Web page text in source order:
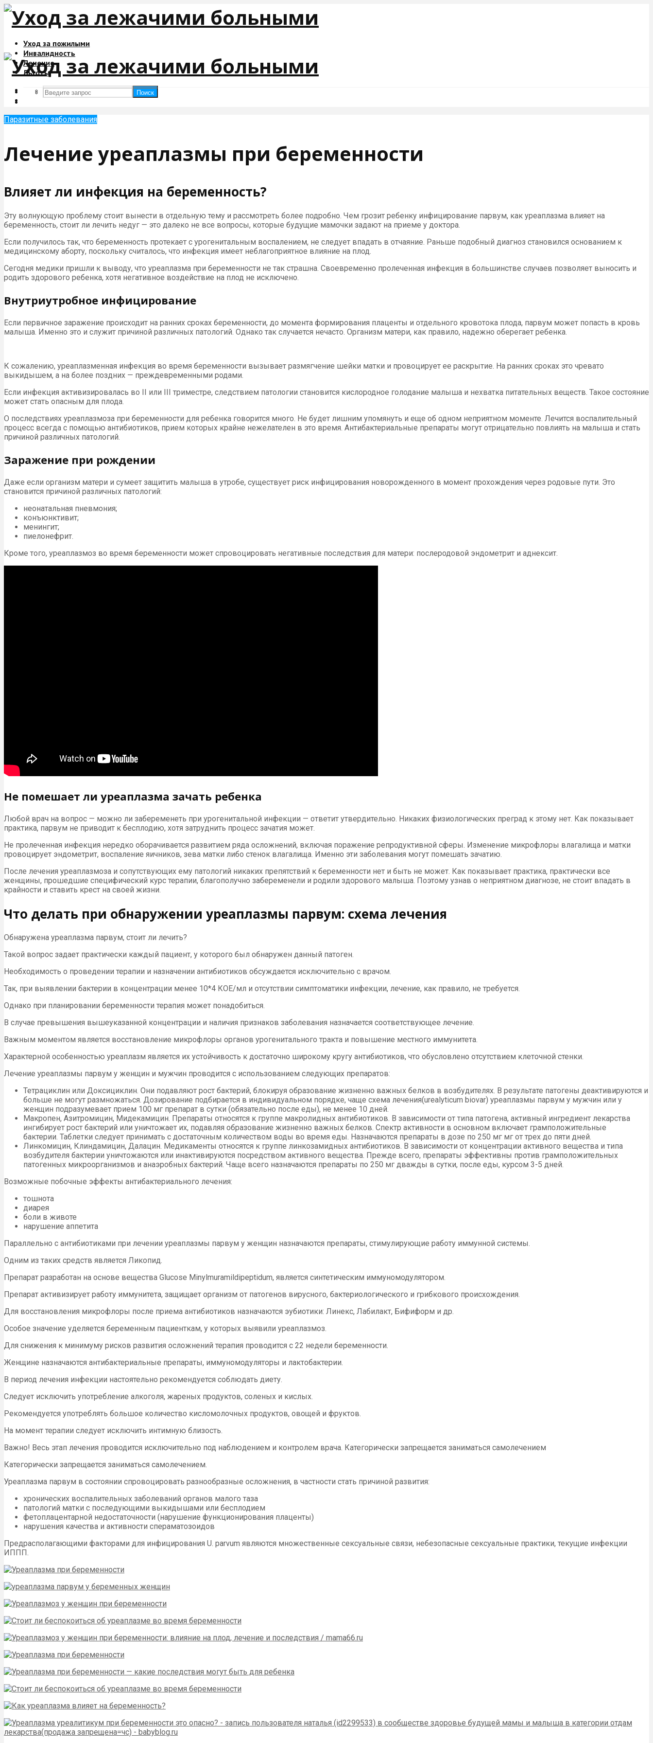
Уход за пожилыми
Инвалидность
Лечение
Льготы
Поиск
Поиск
Паразитные заболевания
Лечение уреаплазмы при беременности
Влияет ли инфекция на беременность?
Эту волнующую проблему стоит вынести в отдельную тему и рассмотреть более подробно. Чем грозит ребенку инфицирование парвум, как уреаплазма влияет на
беременность, стоит ли лечить недуг — это далеко не все вопросы, которые будущие мамочки задают на приеме у доктора.
Если получилось так, что беременность протекает с урогенитальным воспалением, не следует впадать в отчаяние. Раньше подобный диагноз становился основанием к
медицинскому аборту, поскольку считалось, что инфекция имеет неблагоприятное влияние на плод.
Сегодня медики пришли к выводу, что уреаплазма при беременности не так страшна. Своевременно пролеченная инфекция в большинстве случаев позволяет выносить и
родить здорового ребенка, хотя негативное воздействие на плод не исключено.
Внутриутробное инфицирование
Если первичное заражение происходит на ранних сроках беременности, до момента формирования плаценты и отдельного кровотока плода, парвум может попасть в кровь
малыша. Именно это и служит причиной различных патологий. Однако так случается нечасто. Организм матери, как правило, надежно оберегает ребенка.
К сожалению, уреаплазменная инфекция во время беременности вызывает размягчение шейки матки и провоцирует ее раскрытие. На ранних сроках это чревато
выкидышем, а на более поздних — преждевременными родами.
Если инфекция активизировалась во II или III триместре, следствием патологии становится кислородное голодание малыша и нехватка питательных веществ. Такое состояние
может стать опасным для плода.
О последствиях уреаплазмоза при беременности для ребенка говорится много. Не будет лишним упомянуть и еще об одном неприятном моменте. Лечится воспалительный
процесс всегда с помощью антибиотиков, прием которых крайне нежелателен в это время. Антибактериальные препараты могут отрицательно повлиять на малыша и стать
причиной различных патологий.
Заражение при рождении
Даже если организм матери и сумеет защитить малыша в утробе, существует риск инфицирования новорожденного в момент прохождения через родовые пути. Это
становится причиной различных патологий:
неонатальная пневмония;
конъюнктивит;
менингит;
пиелонефрит.
Кроме того, уреаплазмоз во время беременности может спровоцировать негативные последствия для матери: послеродовой эндометрит и аднексит.
Не помешает ли уреаплазма зачать ребенка
Любой врач на вопрос — можно ли забеременеть при урогенитальной инфекции — ответит утвердительно. Никаких физиологических преград к этому нет. Как показывает
практика, парвум не приводит к бесплодию, хотя затруднить процесс зачатия может.
Не пролеченная инфекция нередко оборачивается развитием ряда осложнений, включая поражение репродуктивной сферы. Изменение микрофлоры влагалища и матки
провоцирует эндометрит, воспаление яичников, зева матки либо стенок влагалища. Именно эти заболевания могут помешать зачатию.
После лечения уреаплазмоза и сопутствующих ему патологий никаких препятствий к беременности нет и быть не может. Как показывает практика, практически все
женщины, прошедшие специфический курс терапии, благополучно забеременели и родили здорового малыша. Поэтому узнав о неприятном диагнозе, не стоит впадать в
крайности и ставить крест на своей жизни.
Что делать при обнаружении уреаплазмы парвум: схема лечения
Обнаружена уреаплазма парвум, стоит ли лечить?
Такой вопрос задает практически каждый пациент, у которого был обнаружен данный патоген.
Необходимость о проведении терапии и назначении антибиотиков обсуждается исключительно с врачом.
Так, при выявлении бактерии в концентрации менее 10*4 КОЕ/мл и отсутствии симптоматики инфекции, лечение, как правило, не требуется.
Однако при планировании беременности терапия может понадобиться.
В случае превышения вышеуказанной концентрации и наличия признаков заболевания назначается соответствующее лечение.
Важным моментом является восстановление микрофлоры органов урогенитального тракта и повышение местного иммунитета.
Характерной особенностью уреаплазм является их устойчивость к достаточно широкому кругу антибиотиков, что обусловлено отсутствием клеточной стенки.
Лечение уреаплазмы парвум у женщин и мужчин проводится с использованием следующих препаратов:
Тетрациклин или Доксициклин. Они подавляют рост бактерий, блокируя образование жизненно важных белков в возбудителях. В результате патогены деактивируются и
больше не могут размножаться. Дозирование подбирается в индивидуальном порядке, чаще схема лечения(urealyticum biovar) уреаплазмы парвум у мужчин или у
женщин подразумевает прием 100 мг препарат в сутки (обязательно после еды), не менее 10 дней.
Макропен, Азитромицин, Мидекамицин. Препараты относятся к группе макролидных антибиотиков. В зависимости от типа патогена, активный ингредиент лекарства
ингибирует рост бактерий или уничтожает их, подавляя образование жизненно важных белков. Спектр активности в основном включает грамположительные
бактерии. Таблетки следует принимать с достаточным количеством воды во время еды. Назначаются препараты в дозе по 250 мг мг от трех до пяти дней.
Линкомицин, Клиндамицин, Далацин. Медикаменты относятся к группе линкозамидных антибиотиков. В зависимости от концентрации активного вещества и типа
возбудителя бактерии уничтожаются или инактивируются посредством активного вещества. Прежде всего, препараты эффективны против грамположительных
патогенных микроорганизмов и анаэробных бактерий. Чаще всего назначаются препараты по 250 мг дважды в сутки, после еды, курсом 3-5 дней.
Возможные побочные эффекты антибактериального лечения:
тошнота
диарея
боли в животе
нарушение аппетита
Параллельно с антибиотиками при лечении уреаплазмы парвум у женщин назначаются препараты, стимулирующие работу иммунной системы.
Одним из таких средств является Ликопид.
Препарат разработан на основе вещества Glucose Мinylmuramildipeptidum, является синтетическим иммуномодулятором.
Препарат активизирует работу иммунитета, защищает организм от патогенов вирусного, бактериологического и грибкового происхождения.
Для восстановления микрофлоры после приема антибиотиков назначаются эубиотики: Линекс, Лабилакт, Бифиформ и др.
Особое значение уделяется беременным пациенткам, у которых выявили уреаплазмоз.
Для снижения к минимуму рисков развития осложнений терапия проводится с 22 недели беременности.
Женщине назначаются антибактериальные препараты, иммуномодуляторы и лактобактерии.
В период лечения инфекции настоятельно рекомендуется соблюдать диету.
Следует исключить употребление алкоголя, жареных продуктов, соленых и кислых.
Рекомендуется употреблять большое количество кисломолочных продуктов, овощей и фруктов.
На момент терапии следует исключить интимную близость.
Важно! Весь этап лечения проводится исключительно под наблюдением и контролем врача. Категорически запрещается заниматься самолечением
Категорически запрещается заниматься самолечением.
Уреаплазма парвум в состоянии спровоцировать разнообразные осложнения, в частности стать причиной развития:
хронических воспалительных заболеваний органов малого таза
патологий матки с последующими выкидышами или бесплодием
фетоплацентарной недостаточности (нарушение функционирования плаценты)
нарушения качества и активности спераматозоидов
Предрасполагающими факторами для инфицирования U. parvum являются множественные сексуальные связи, небезопасные сексуальные практики, текущие инфекции
ИППП.